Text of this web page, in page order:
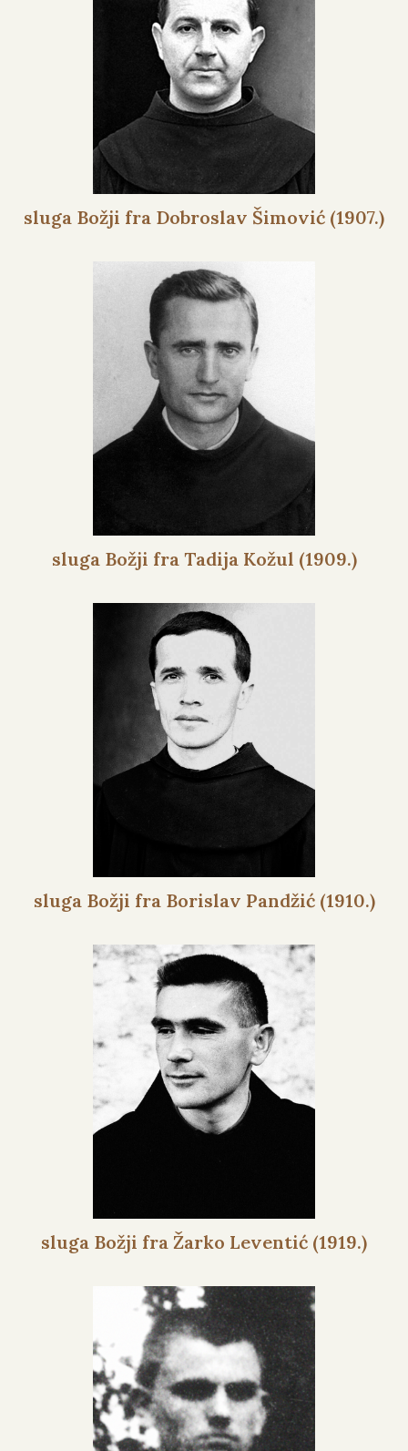
sluga Božji fra Dobroslav Šimović (1907.)
sluga Božji fra Tadija Kožul (1909.)
sluga Božji fra Borislav Pandžić (1910.)
sluga Božji fra Žarko Leventić (1919.)